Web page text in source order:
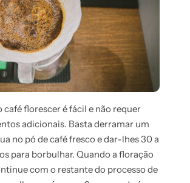
café florescer é fácil e não requer
adicionais. Basta derramar um
no pó de café fresco e dar-lhes 30 a
para borbulhar. Quando a floração
com o restante do processo de